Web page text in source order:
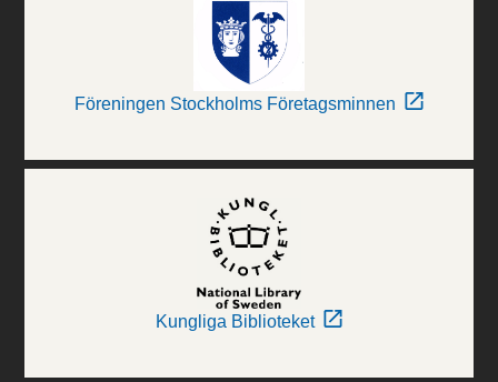
Föreningen Stockholms Företagsminnen
Kungliga Biblioteket